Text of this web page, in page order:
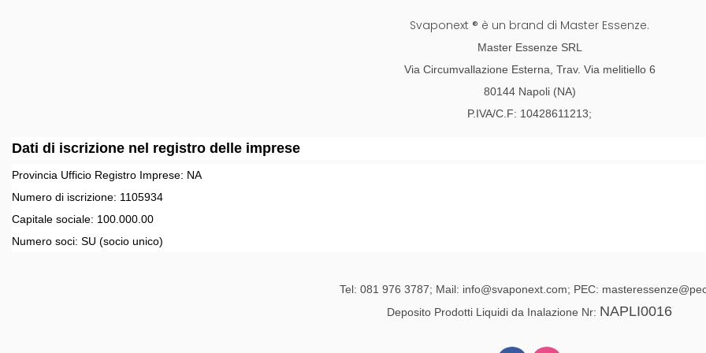
Svaponext ® è un brand di Master Essenze.
Master Essenze SRL
Via Circumvallazione Esterna, Trav. Via melitiello 6
80144 Napoli (NA)
P.IVA/C.F: 10428611213;
Dati di iscrizione nel registro delle imprese
Provincia Ufficio Registro Imprese: NA
Numero di iscrizione: 1105934
Capitale sociale: 100.000.00
Numero soci: SU (socio unico)
Tel: 081 976 3787; Mail: info@svaponext.com; PEC:
Deposito Prodotti Liquidi da Inalazione Nr: NAPLI0016